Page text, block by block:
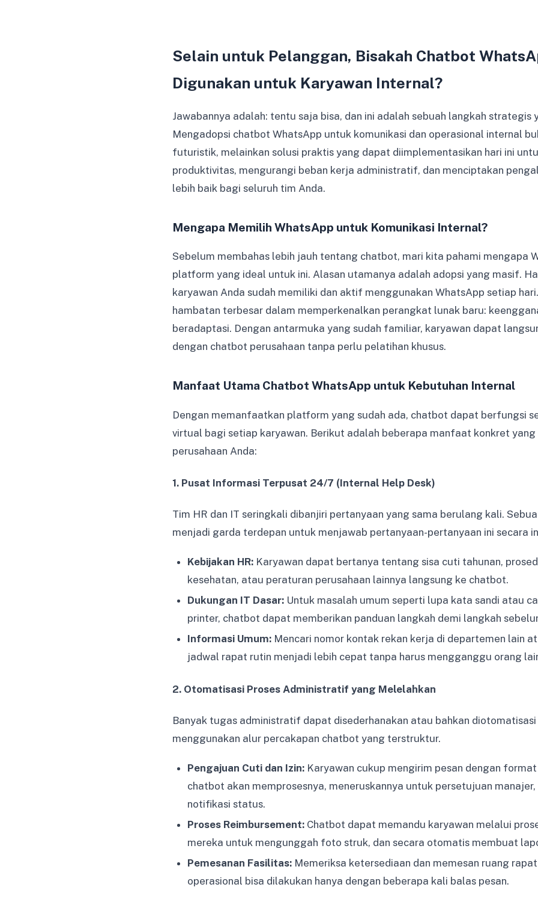
Selain untuk Pelanggan, Bisakah Chatbot
Digunakan untuk Karyawan Internal?
Jawabannya adalah: tentu saja bisa, dan ini adalah sebuah langkah strategis
Mengadopsi chatbot WhatsApp untuk komunikasi dan operasional internal
futuristik, melainkan solusi praktis yang dapat diimplementasikan hari ini
produktivitas, mengurangi beban kerja administratif, dan menciptakan
lebih baik bagi seluruh tim Anda.
Mengapa Memilih WhatsApp untuk Komunikasi Internal?
Sebelum membahas lebih jauh tentang chatbot, mari kita pahami mengapa
platform yang ideal untuk ini. Alasan utamanya adalah adopsi yang masif.
karyawan Anda sudah memiliki dan aktif menggunakan WhatsApp setiap
hambatan terbesar dalam memperkenalkan perangkat lunak baru:
beradaptasi. Dengan antarmuka yang sudah familiar, karyawan dapat
dengan chatbot perusahaan tanpa perlu pelatihan khusus.
Manfaat Utama Chatbot WhatsApp untuk Kebutuhan Internal
Dengan memanfaatkan platform yang sudah ada, chatbot dapat berfungsi
virtual bagi setiap karyawan. Berikut adalah beberapa manfaat konkret yang
perusahaan Anda:
1. Pusat Informasi Terpusat 24/7 (Internal Help Desk)
Tim HR dan IT seringkali dibanjiri pertanyaan yang sama berulang kali.
menjadi garda terdepan untuk menjawab pertanyaan-pertanyaan ini secara
Kebijakan HR: Karyawan dapat bertanya tentang sisa cuti tahunan,
kesehatan, atau peraturan perusahaan lainnya langsung ke chatbot.
Dukungan IT Dasar: Untuk masalah umum seperti lupa kata sandi atau
printer, chatbot dapat memberikan panduan langkah demi langkah
Informasi Umum: Mencari nomor kontak rekan kerja di departemen lain
jadwal rapat rutin menjadi lebih cepat tanpa harus mengganggu orang
2. Otomatisasi Proses Administratif yang Melelahkan
Banyak tugas administratif dapat disederhanakan atau bahkan diotomatisasi
menggunakan alur percakapan chatbot yang terstruktur.
Pengajuan Cuti dan Izin: Karyawan cukup mengirim pesan dengan
chatbot akan memprosesnya, meneruskannya untuk persetujuan
notifikasi status.
Proses Reimbursement: Chatbot dapat memandu karyawan melalui
mereka untuk mengunggah foto struk, dan secara otomatis membuat
Pemesanan Fasilitas: Memeriksa ketersediaan dan memesan ruang
operasional bisa dilakukan hanya dengan beberapa kali balas pesan.